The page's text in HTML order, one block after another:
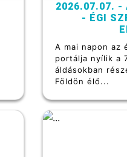
2026.07.07. -
- ÉGI
A mai napon az
portálja nyílik a
áldásokban
Földön élő...